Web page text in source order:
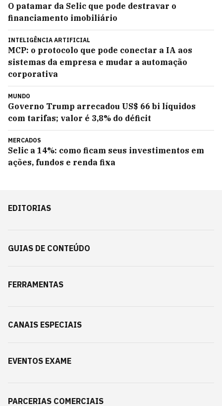
O patamar da Selic que pode destravar o
financiamento imobiliário
INTELIGÊNCIA ARTIFICIAL
MCP: o protocolo que pode conectar a IA aos
sistemas da empresa e mudar a automação
corporativa
MUNDO
Governo Trump arrecadou US$ 66 bi líquidos
com tarifas; valor é 3,8% do déficit
MERCADOS
Selic a 14%: como ficam seus investimentos em
ações, fundos e renda fixa
EDITORIAS
GUIAS DE CONTEÚDO
FERRAMENTAS
CANAIS ESPECIAIS
EVENTOS EXAME
PARCERIAS COMERCIAIS